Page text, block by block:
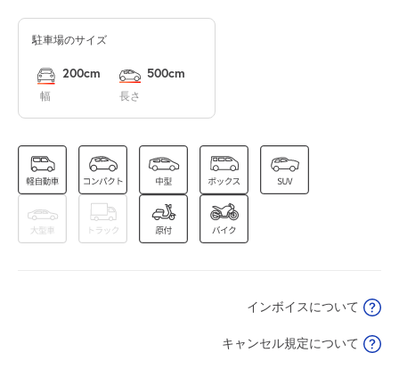
8月18日 (火) 休
8月19日 (水)
14:00～24:00
¥3,500
駐車場のサイズ
幅
200cm
長さ
500cm
インボイスについて
キャンセル規定について